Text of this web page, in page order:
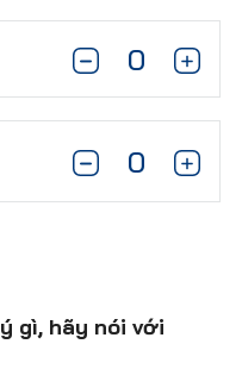
gì, hãy nói với